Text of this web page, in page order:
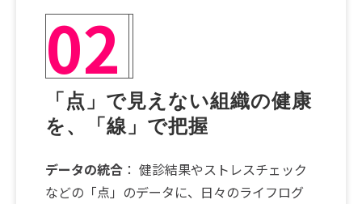
02
「点」で見えない組織の健康
を、「線」で把握
データの統合 ： 健診結果やストレスチェック
などの「点」のデータに、日々のライフログ